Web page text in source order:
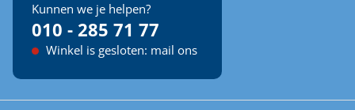
Kunnen we je helpen?
010 - 285 71 77
Winkel is gesloten: mail ons